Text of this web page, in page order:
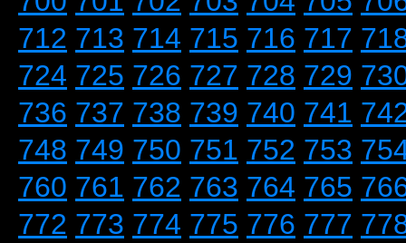
712 713 714 715 716 717
724 725 726 727 728 729
736 737 738 739 740 741
748 749 750 751 752 753
760 761 762 763 764 765
772 773 774 775 776 777